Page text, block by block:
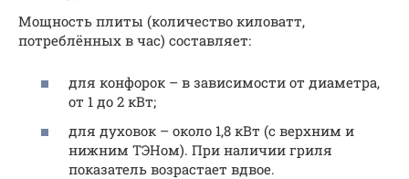
Мощность плиты (количество киловатт,
потреблённых в час) составляет:
для конфорок – в зависимости от диаметра,
от 1 до 2 кВт;
для духовок – около 1,8 кВт (с верхним и
нижним ТЭНом). При наличии гриля
показатель возрастает вдвое.